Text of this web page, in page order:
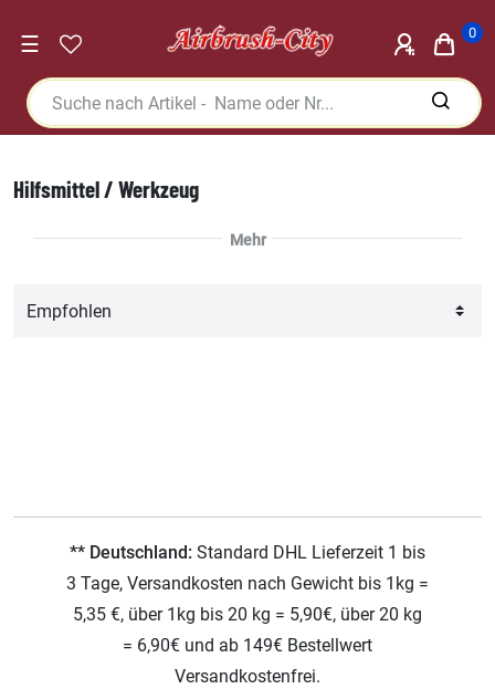
☰ 0
Hilfsmittel / Werkzeug
** Deutschland: Standard DHL Lieferzeit 1 bis
3 Tage, Versandkosten nach Gewicht bis 1kg =
5,35 €, über 1kg bis 20 kg = 5,90€, über 20 kg
= 6,90€ und ab 149€ Bestellwert
Versandkostenfrei.